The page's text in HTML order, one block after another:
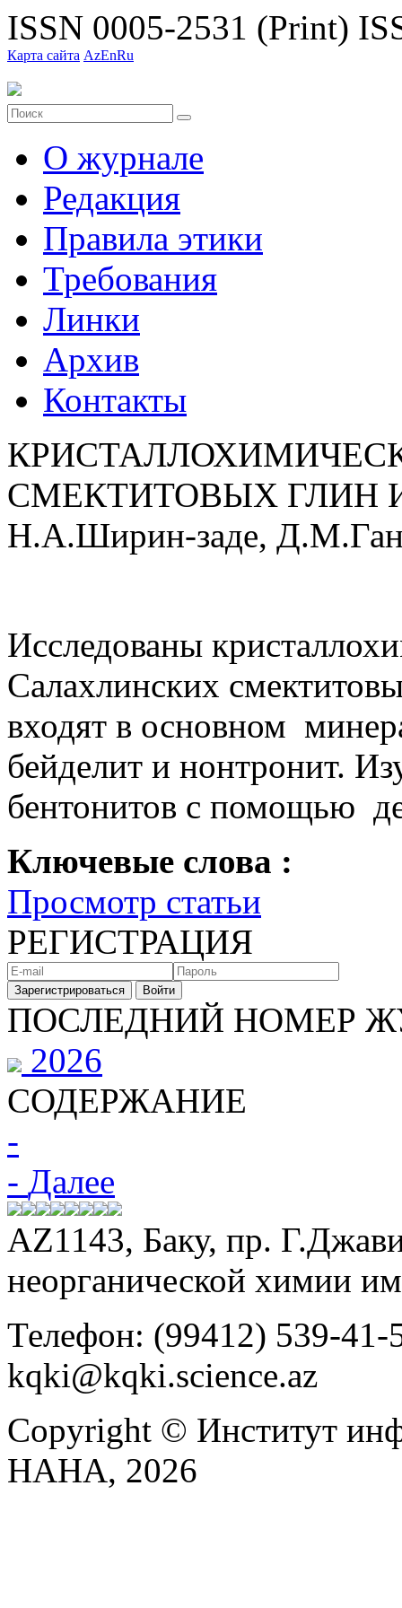
ISSN 0005-2531 (Print)
Карта сайта AzEnRu
О журнале
Редакция
Правила этики
Требования
Линки
Архив
Контакты
СМЕКТИТОВЫХ ГЛИН
Н.А.Ширин-заде,
Исследованы
Салахлинских
входят в основном
бейделит и нонтронит.
бентонитов с помощью
Ключевые слова :
Просмотр статьи
РЕГИСТРАЦИЯ
Зарегистрироваться Войти
ПОСЛЕДНИЙ НОМЕР
2026
СОДЕРЖАНИЕ
-
- Далее
АZ1143, Баку, пр.
неорганической химии
Телефон: (99412) 539-
kqki@kqki.science.az
Copyright © Институт
НАНА, 2026